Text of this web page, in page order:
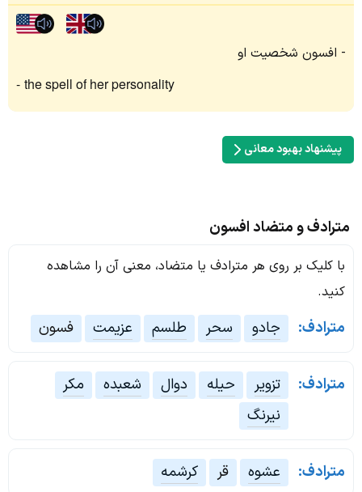
افسون شخصیت او
the spell of her personality
پیشنهاد بهبود معانی
مترادف و متضاد افسون
با کلیک بر روی هر مترادف یا متضاد، معنی آن را مشاهده
کنید.
مترادف: جادو سحر طلسم عزیمت فسون
مترادف: تزویر حیله دوال شعبده
مکر
نیرنگ
مترادف: عشوه قر کرشمه